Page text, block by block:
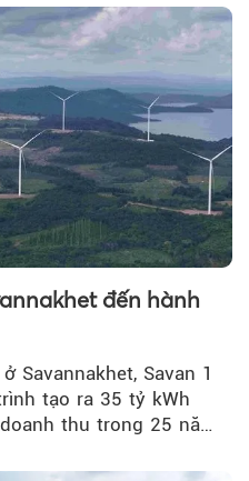
đến hành
Savannakhet, Savan 1
tạo ra 35 tỷ kWh
thu trong 25 năm